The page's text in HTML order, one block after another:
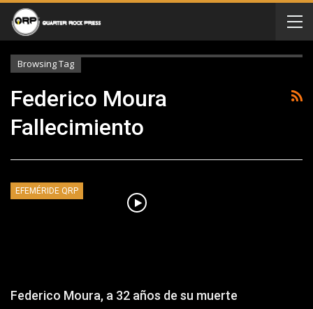
Browsing Tag
Federico Moura
Fallecimiento
EFEMÉRIDE QRP
Federico Moura, a 32 años de su muerte